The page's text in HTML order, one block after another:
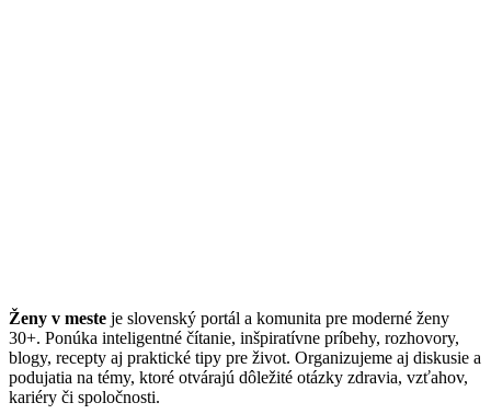
Ženy v meste je slovenský portál a komunita pre moderné ženy
30+. Ponúka inteligentné čítanie, inšpiratívne príbehy, rozhovory,
blogy, recepty aj praktické tipy pre život. Organizujeme aj diskusie a
podujatia na témy, ktoré otvárajú dôležité otázky zdravia, vzťahov,
kariéry či spoločnosti.